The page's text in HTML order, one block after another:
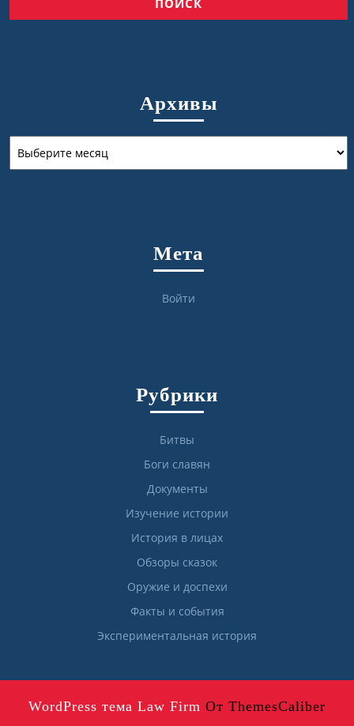
Архивы
Мета
Войти
Рубрики
Битвы
Боги славян
Документы
Изучение истории
История в лицах
Обзоры сказок
Оружие и доспехи
Факты и события
Экспериментальная история
WordPress тема Law Firm От ThemesCaliber